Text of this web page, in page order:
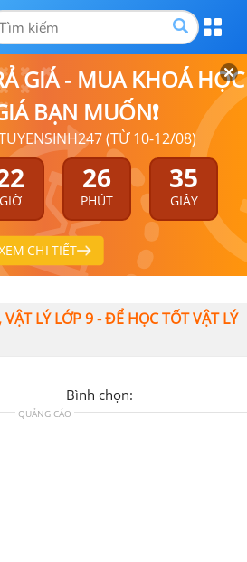
GIÁ - MUA KHOÁ HỌC
BẠN MUỐN❗
(TỪ 10-12/08)
GIỜ
26
PHÚT
35
GIÂY
CHI TIẾT
VẬT LÝ LỚP 9 - ĐỂ HỌC TỐT VẬT LÝ
Bình chọn:
QUẢNG CÁO